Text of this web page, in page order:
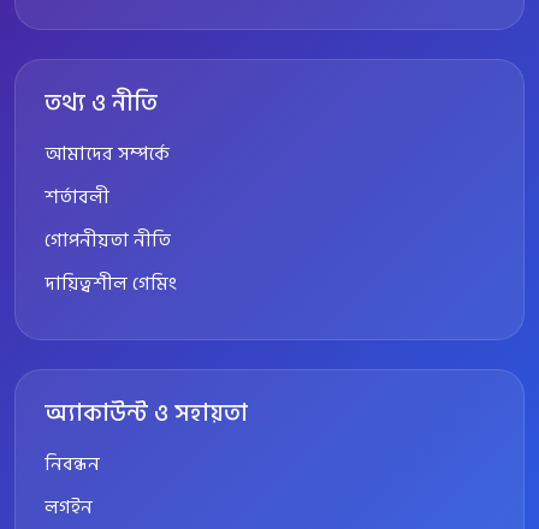
তথ্য ও নীতি
আমাদের সম্পর্কে
শর্তাবলী
গোপনীয়তা নীতি
দায়িত্বশীল গেমিং
অ্যাকাউন্ট ও সহায়তা
নিবন্ধন
লগইন